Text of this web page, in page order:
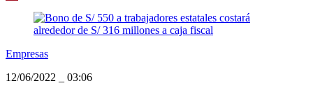
Empresas
12/06/2022
03:06